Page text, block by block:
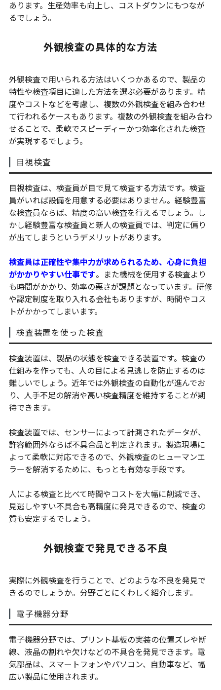
あります。生産効率も向上し、コストダウンにもつなが
るでしょう。
外観検査の具体的な方法
外観検査で用いられる方法はいくつかあるので、製品の
特性や検査項目に適した方法を選ぶ必要があります。精
度やコストなどを考慮し、複数の外観検査を組み合わせ
て行われるケースもあります。複数の外観検査を組み合わ
せることで、柔軟でスピーディーかつ効率化された検査
が実現するでしょう。
目視検査
目視検査は、検査員が目で見て検査する方法です。検査
員がいれば設備を用意する必要はありません。経験豊富
な検査員ならば、精度の高い検査を行えるでしょう。し
かし経験豊富な検査員と新人の検査員では、判定に偏り
が出てしまうというデメリットがあります。
検査員は正確性や集中力が求められるため、心身に負担
がかかりやすい仕事です。また機械を使用する検査より
も時間がかかり、効率の悪さが課題となっています。研修
や認定制度を取り入れる会社もありますが、時間やコス
トがかかってしまいます。
検査装置を使った検査
検査装置は、製品の状態を検査できる装置です。検査の
仕組みを作っても、人の目による見逃しを防止するのは
難しいでしょう。近年では外観検査の自動化が進んでお
り、人手不足の解消や高い検査精度を維持することが期
待できます。
検査装置では、センサーによって計測されたデータが、
許容範囲外ならば不具合品と判定されます。製造現場に
よって柔軟に対応できるので、外観検査のヒューマンエ
ラーを解消するために、もっとも有効な手段です。
人による検査と比べて時間やコストを大幅に削減でき、
見逃しやすい不具合も高精度に発見できるので、検査の
質も安定するでしょう。
外観検査で発見できる不良
実際に外観検査を行うことで、どのような不良を発見で
きるのでしょうか。分野ごとにくわしく紹介します。
電子機器分野
電子機器分野では、プリント基板の実装の位置ズレや断
線、液晶の割れや欠けなどの不具合を発見できます。電
気部品は、スマートフォンやパソコン、自動車など、幅
広い製品に使用されます。